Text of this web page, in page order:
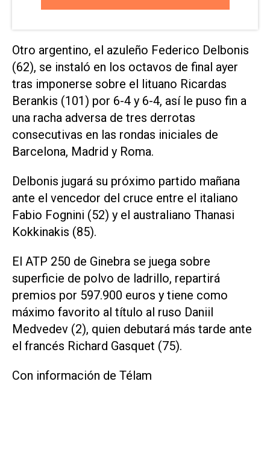
Otro argentino, el azuleño Federico Delbonis
(62), se instaló en los octavos de final ayer
tras imponerse sobre el lituano Ricardas
Berankis (101) por 6-4 y 6-4, así le puso fin a
una racha adversa de tres derrotas
consecutivas en las rondas iniciales de
Barcelona, Madrid y Roma.
Delbonis jugará su próximo partido mañana
ante el vencedor del cruce entre el italiano
Fabio Fognini (52) y el australiano Thanasi
Kokkinakis (85).
El ATP 250 de Ginebra se juega sobre
superficie de polvo de ladrillo, repartirá
premios por 597.900 euros y tiene como
máximo favorito al título al ruso Daniil
Medvedev (2), quien debutará más tarde ante
el francés Richard Gasquet (75).
Con información de Télam